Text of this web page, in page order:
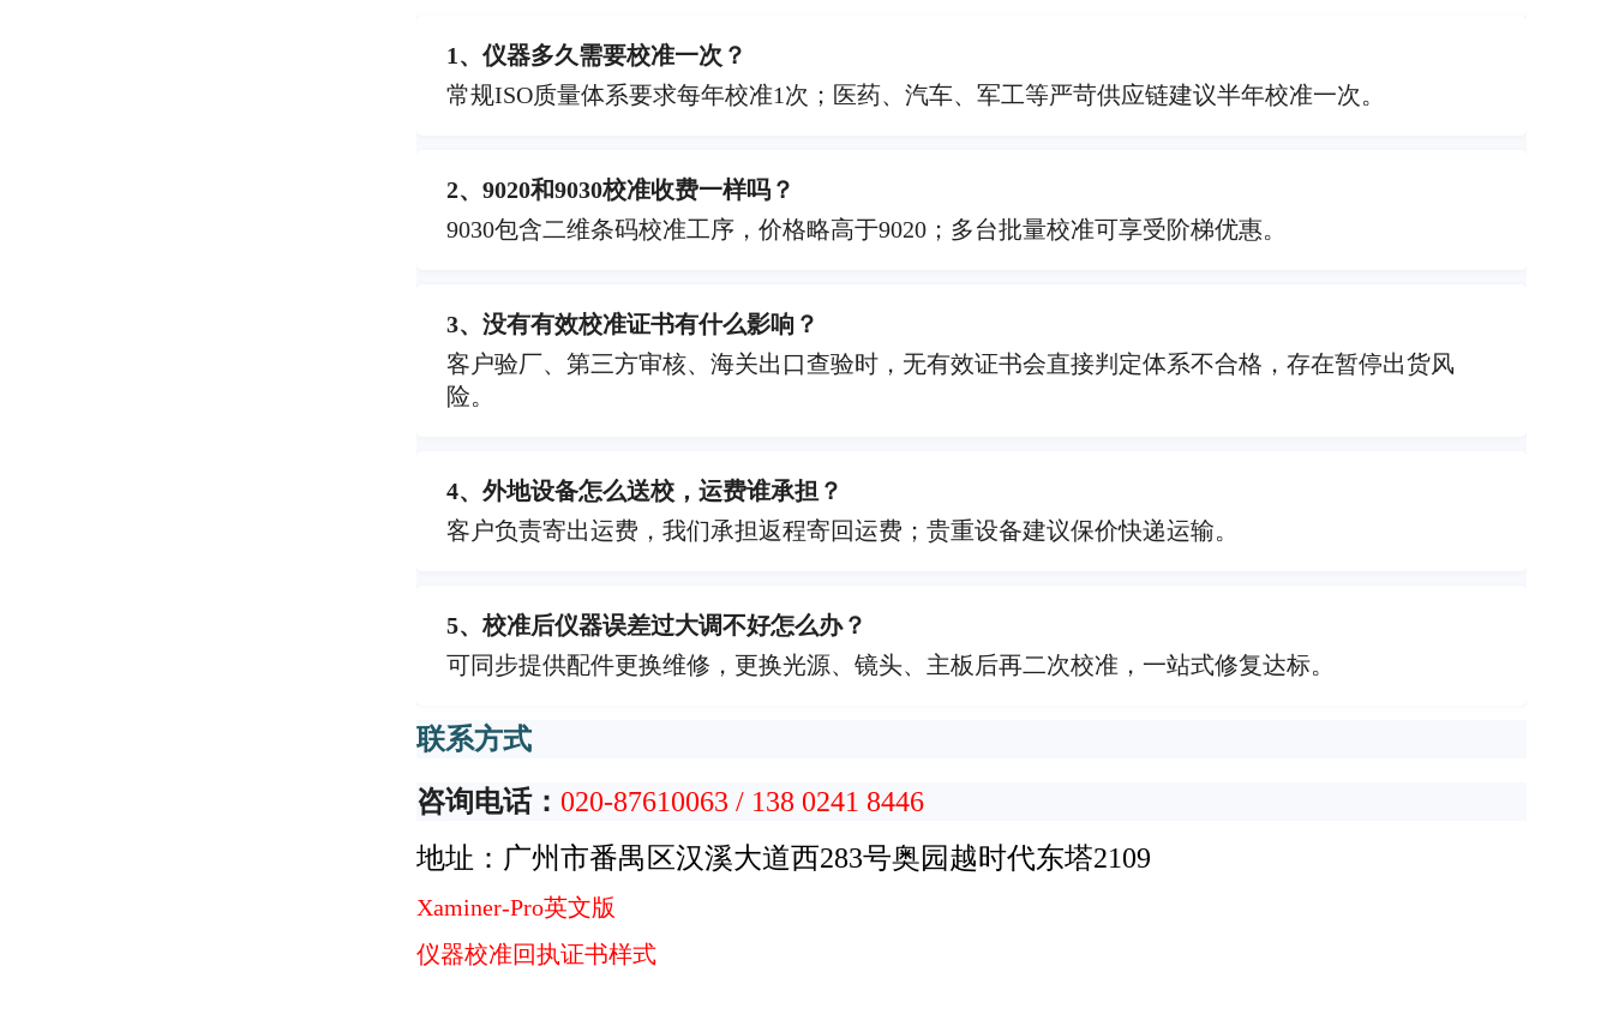
1、仪器多久需要校准一次？
常规ISO质量体系要求每年校准1次；医药、汽车、军工等严苛供应链建议半年校准一次。
2、9020和9030校准收费一样吗？
9030包含二维条码校准工序，价格略高于9020；多台批量校准可享受阶梯优惠。
3、没有有效校准证书有什么影响？
客户验厂、第三方审核、海关出口查验时，无有效证书会直接判定体系不合格，存在暂停出货风
险。
4、外地设备怎么送校，运费谁承担？
客户负责寄出运费，我们承担返程寄回运费；贵重设备建议保价快递运输。
5、校准后仪器误差过大调不好怎么办？
可同步提供配件更换维修，更换光源、镜头、主板后再二次校准，一站式修复达标。
联系方式
咨询电话： 020-87610063 / 138 0241 8446
地址：广州市番禺区汉溪大道西283号奥园越时代东塔2109
Xaminer-Pro英文版
仪器校准回执证书样式